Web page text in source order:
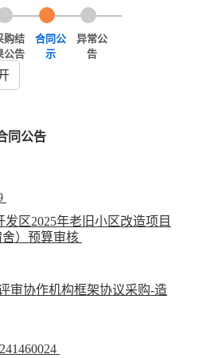
购结
公告
合同公
示
异常公
告
同公告
发区2025年老旧小区改造项目
舍）预算审核
审协作机构框架协议采购-造